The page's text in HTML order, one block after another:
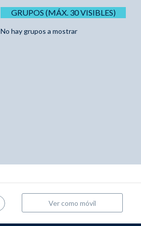
GRUPOS (MÁX. 30 VISIBLES)
No hay grupos a mostrar